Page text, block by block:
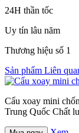
24H thần tốc
Uy tín lâu năm
Thương hiệu số 1
Sản phẩm Liên
Cẩu xoay mini
Trung Quốc Chất